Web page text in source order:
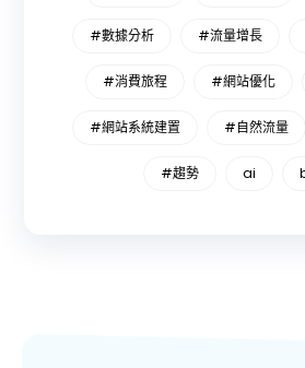
#數據分析 #流量增長
#消費旅程 #網站優化
#網站系統建置 #自然流量
#趨勢 ai